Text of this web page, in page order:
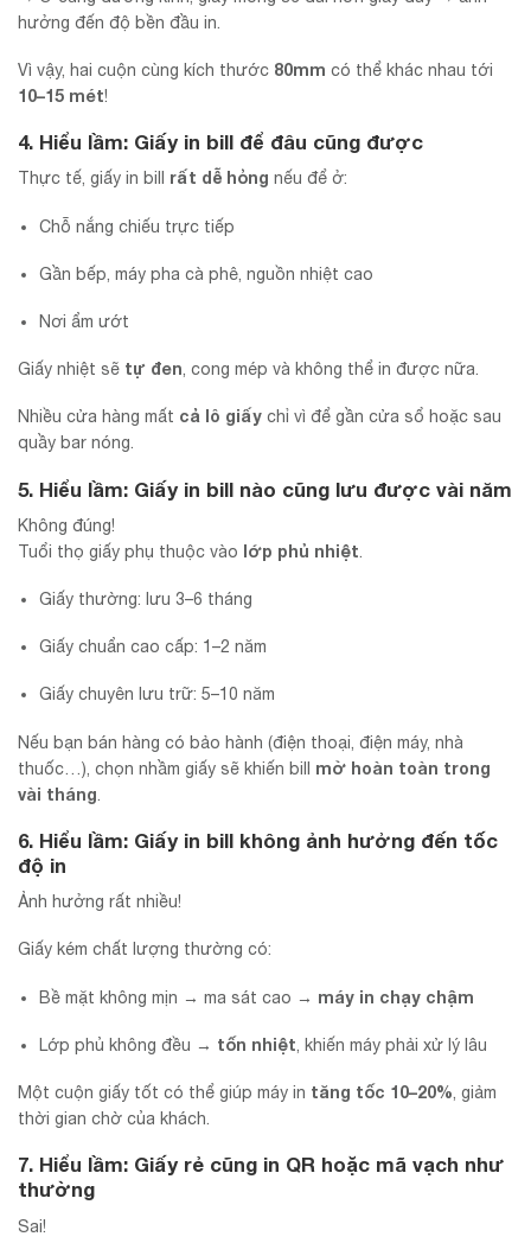
hưởng đến độ bền đầu in.
Vì vậy, hai cuộn cùng kích thước 80mm có thể khác nhau tới
10–15 mét!
4. Hiểu lầm: Giấy in bill để đâu cũng được
Thực tế, giấy in bill rất dễ hỏng nếu để ở:
Chỗ nắng chiếu trực tiếp
Gần bếp, máy pha cà phê, nguồn nhiệt cao
Nơi ẩm ướt
Giấy nhiệt sẽ tự đen , cong mép và không thể in được nữa.
Nhiều cửa hàng mất cả lô giấy chỉ vì để gần cửa sổ hoặc sau
quầy bar nóng.
5. Hiểu lầm: Giấy in bill nào cũng lưu được vài năm
Không đúng!
Tuổi thọ giấy phụ thuộc vào lớp phủ nhiệt
Giấy thường: lưu 3–6 tháng
Giấy chuẩn cao cấp: 1–2 năm
Giấy chuyên lưu trữ: 5–10 năm
Nếu bạn bán hàng có bảo hành (điện thoại, điện máy, nhà
thuốc…), chọn nhầm giấy sẽ khiến bill mờ hoàn toàn trong
vài tháng
6. Hiểu lầm: Giấy in bill không ảnh hưởng đến tốc
độ in
Ảnh hưởng rất nhiều!
Giấy kém chất lượng thường có:
Bề mặt không mịn → ma sát cao → máy in chạy chậm
Lớp phủ không đều → tốn nhiệt , khiến máy phải xử lý lâu
Một cuộn giấy tốt có thể giúp máy in tăng tốc 10–20% , giảm
thời gian chờ của khách.
7. Hiểu lầm: Giấy rẻ cũng in QR hoặc mã vạch như
thường
Sai!